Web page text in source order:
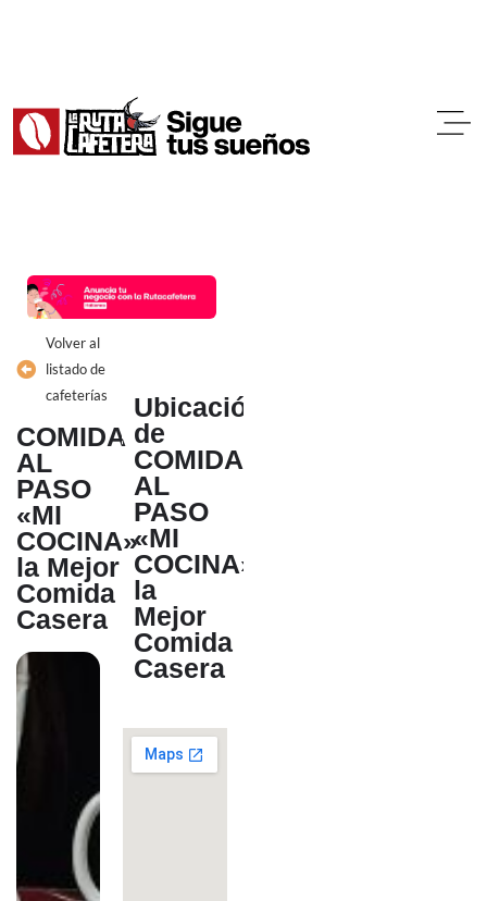
Volver al
listado de
cafeterías
COMIDA
AL
PASO
«MI
COCINA»
la Mejor
Comida
Casera
Ubicación
de
COMIDA
AL
PASO
«MI
COCINA»
la
Mejor
Comida
Casera